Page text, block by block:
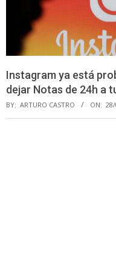
Instagram ya está
dejar Notas de 24h a
BY: ARTURO CASTRO ON: